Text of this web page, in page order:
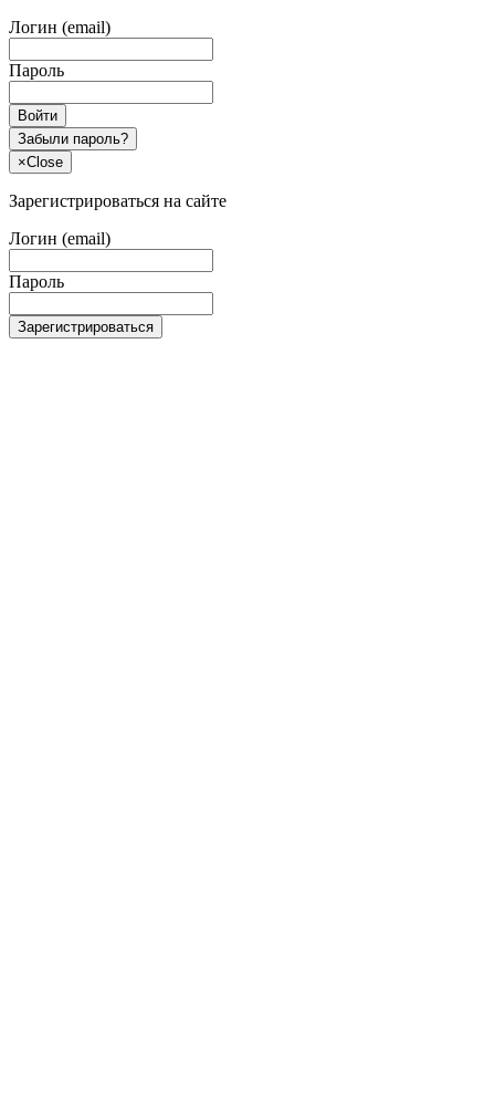
Логин (email)
Пароль
Войти
Забыли пароль?
×Close
Зарегистрироваться на сайте
Логин (email)
Пароль
Зарегистрироваться